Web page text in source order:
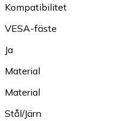
Kompatibilitet
VESA-fäste
Ja
Material
Material
Stål/Järn